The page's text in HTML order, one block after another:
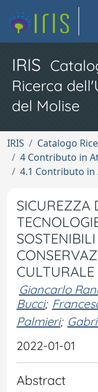
IRIS
Ricerca
del Molise
IRIS
Catalogo
4 Contributo in
4.1 Contributo
SICUREZZA
CULTURALE
Giancarlo
Bucci;
Palmieri;
2022-01-01
Abstract